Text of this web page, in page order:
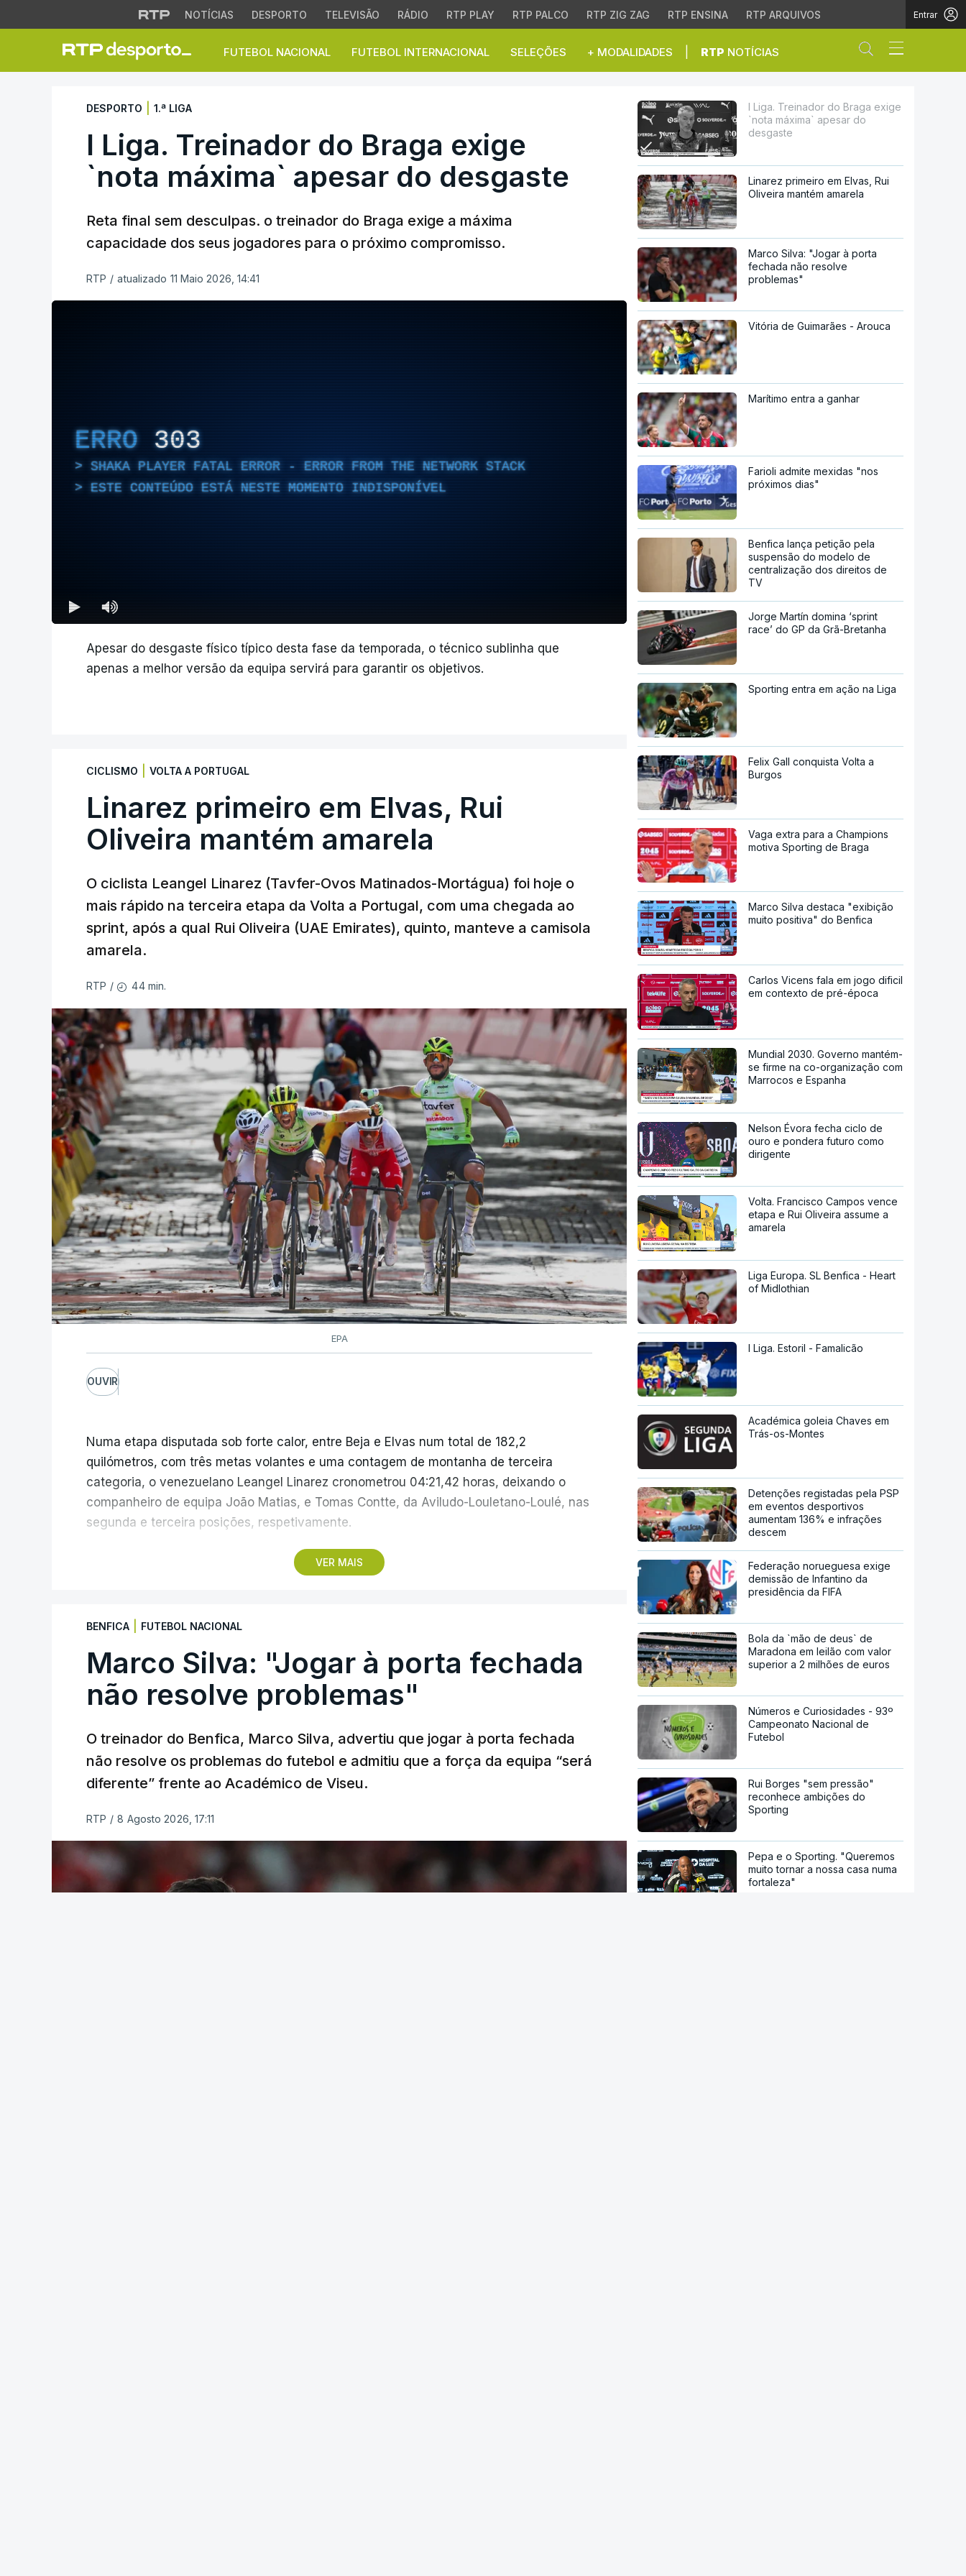
NOTÍCIAS DESPORTO TELEVISÃO RÁDIO RTP PLAY RTP PALCO RTP ZIG ZAG RTP ENSINA RTP ARQUIVOS Entrar
FUTEBOL NACIONAL FUTEBOL INTERNACIONAL SELEÇÕES + MODALIDADES RTP NOTÍCIAS Abrir campo
I Liga. Treinador do Braga exige `nota máxima` apesar do
DESPORTO 1.ª LIGA
I Liga. Treinador do Braga exige
`nota máxima` apesar do desgaste
Reta final sem desculpas. o treinador do Braga exige a máxima
capacidade dos seus jogadores para o próximo compromisso.
RTP / atualizado 11 Maio 2026, 14:41
ERRO 303
SHAKA PLAYER FATAL ERROR - ERROR FROM THE NETWORK STACK
ESTE CONTEÚDO ESTÁ NESTE MOMENTO INDISPONÍVEL
Apesar do desgaste físico típico desta fase da temporada, o técnico sublinha que
apenas a melhor versão da equipa servirá para garantir os objetivos.
CICLISMO VOLTA A PORTUGAL
Linarez primeiro em Elvas, Rui
Oliveira mantém amarela
O ciclista Leangel Linarez (Tavfer-Ovos Matinados-Mortágua) foi hoje o
mais rápido na terceira etapa da Volta a Portugal, com uma chegada ao
sprint, após a qual Rui Oliveira (UAE Emirates), quinto, manteve a camisola
amarela.
RTP / 44 min.
EPA
OUVIR
VER MAIS
Numa etapa disputada sob forte calor, entre Beja e Elvas num total de 182,2
quilómetros, com três metas volantes e uma contagem de montanha de terceira
categoria, o venezuelano Leangel Linarez cronometrou 04:21,42 horas, deixando o
companheiro de equipa João Matias, e Tomas Contte, da Aviludo-Louletano-Loulé, nas
segunda e terceira posições, respetivamente.
No domingo, a quarta etapa termina com a primeira chegada em alto, à Torre na Serra
Vinhos, que inclui três contagens de montanha de terceira categoria e uma de
(Com Lusa)
BENFICA FUTEBOL NACIONAL
Marco Silva: "Jogar à porta fechada
não resolve problemas"
O treinador do Benfica, Marco Silva, advertiu que jogar à porta fechada
não resolve os problemas do futebol e admitiu que a força da equipa “será
diferente” frente ao Académico de Viseu.
RTP / 8 Agosto 2026, 17:11
I Liga. Treinador do Braga exige
`nota máxima` apesar do
desgaste
Linarez primeiro em Elvas, Rui
Oliveira mantém amarela
Marco Silva: "Jogar à porta
fechada não resolve
problemas"
Vitória de Guimarães - Arouca
Marítimo entra a ganhar
Farioli admite mexidas "nos
próximos dias"
Benfica lança petição pela
suspensão do modelo de
centralização dos direitos de
TV
Jorge Martín domina ‘sprint
race’ do GP da Grã-Bretanha
Sporting entra em ação na Liga
Felix Gall conquista Volta a
Burgos
Vaga extra para a Champions
motiva Sporting de Braga
Marco Silva destaca "exibição
muito positiva" do Benfica
Carlos Vicens fala em jogo dificil
em contexto de pré-época
Mundial 2030. Governo mantém-
se firme na co-organização com
Marrocos e Espanha
Nelson Évora fecha ciclo de
ouro e pondera futuro como
dirigente
Volta. Francisco Campos vence
etapa e Rui Oliveira assume a
amarela
Liga Europa. SL Benfica - Heart
of Midlothian
I Liga. Estoril - Famalicão
Académica goleia Chaves em
Trás-os-Montes
Detenções registadas pela PSP
em eventos desportivos
aumentam 136% e infrações
descem
Federação norueguesa exige
demissão de Infantino da
presidência da FIFA
Bola da `mão de deus` de
Maradona em leilão com valor
superior a 2 milhões de euros
Números e Curiosidades - 93º
Campeonato Nacional de
Futebol
Rui Borges "sem pressão"
reconhece ambições do
Sporting
Pepa e o Sporting. "Queremos
muito tornar a nossa casa numa
fortaleza"